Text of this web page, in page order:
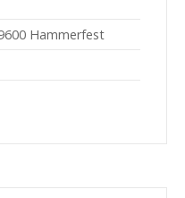
Hammerfest